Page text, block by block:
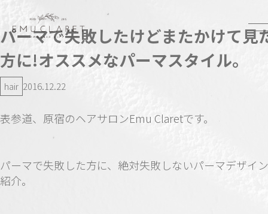
パーマで失敗したけどまたかけて見
方に!オススメなパーマスタイル。
hair 2016.12.22
表参道、原宿のヘアサロンEmu Claretです。
パーマで失敗した方に、絶対失敗しないパーマデザイ
紹介。